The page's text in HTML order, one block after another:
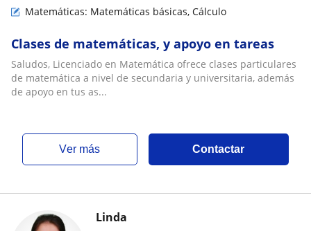
Matemáticas: Matemáticas básicas, Cálculo
Clases de matemáticas, y apoyo en tareas
Saludos, Licenciado en Matemática ofrece clases particulares
de matemática a nivel de secundaria y universitaria, además
de apoyo en tus as...
ver más Contactar
Linda